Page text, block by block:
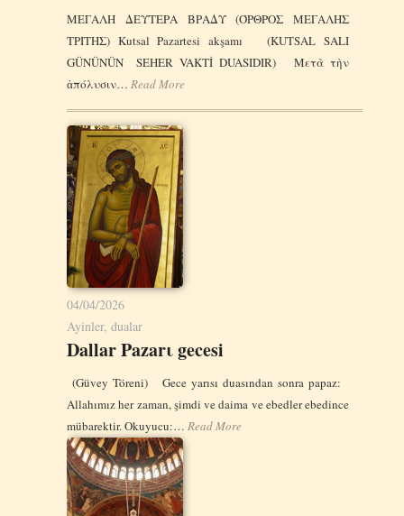
ΜΕΓΑΛΗ ΔΕΥΤΕΡΑ ΒΡΑΔΥ (ΌΡΘΡΟΣ ΜΕΓΑΛΗΣ
ΤΡΙΤΗΣ) Kutsal Pazartesi akşamı (KUTSAL SALI
GÜNÜNÜN SEHER VAKTİ DUASΙDIR) Μετὰ τὴν
ἀπόλυσιν… Read More
04/04/2026
Ayinler, dualar
Dallar Pazarι gecesi
(Güvey Töreni) Gece yarısı duasından sonra papaz:
Allahımız her zaman, şimdi ve daima ve ebedler ebedince
mübarektir. Okuyucu:… Read More